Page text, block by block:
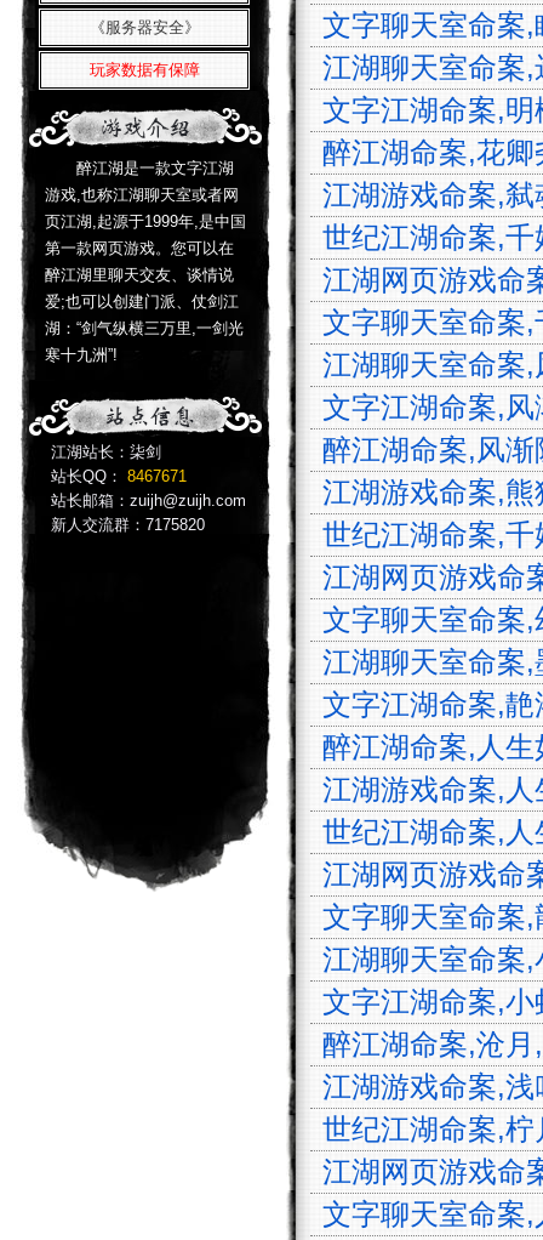
《服务器安全》
玩家数据有保障
醉江湖是一款文字江湖
游戏,也称江湖聊天室或者网
页江湖,起源于1999年,是中国
第一款网页游戏。您可以在
醉江湖里聊天交友、谈情说
爱;也可以创建门派、仗剑江
湖：“剑气纵横三万里,一剑光
寒十九洲”!
江湖站长：柒剑
站长QQ： 8467671
站长邮箱：zuijh@zuijh.com
新人交流群：7175820
文字聊天室命案
江湖聊天室命案
文字江湖命案,
醉江湖命案,花
江湖游戏命案,
世纪江湖命案,
江湖网页游戏命
文字聊天室命案
江湖聊天室命案
文字江湖命案,
醉江湖命案,风
江湖游戏命案,
世纪江湖命案,
江湖网页游戏命
文字聊天室命案
江湖聊天室命案
文字江湖命案,
醉江湖命案,人
江湖游戏命案,
世纪江湖命案,
江湖网页游戏命
文字聊天室命案
江湖聊天室命案
文字江湖命案,
醉江湖命案,沧
江湖游戏命案,
世纪江湖命案,
江湖网页游戏命
文字聊天室命案